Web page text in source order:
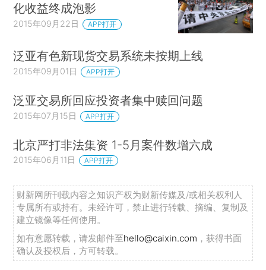
化收益终成泡影
2015年09月22日 APP打开
泛亚有色新现货交易系统未按期上线
2015年09月01日 APP打开
泛亚交易所回应投资者集中赎回问题
2015年07月15日 APP打开
北京严打非法集资 1-5月案件数增六成
2015年06月11日 APP打开
财新网所刊载内容之知识产权为财新传媒及/或相关权利人
专属所有或持有。未经许可，禁止进行转载、摘编、复制及
建立镜像等任何使用。
如有意愿转载，请发邮件至hello@caixin.com ，获得书面
确认及授权后，方可转载。